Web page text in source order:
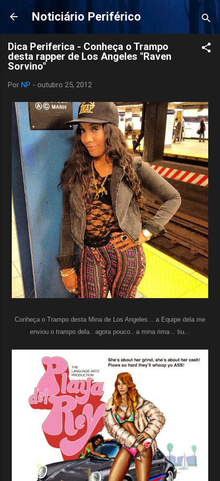
Pular para o conteúdo principal
Noticiário Periférico
Dica Periferica - Conheça o Trampo
desta rapper de Los Angeles "Raven
Sorvino"
Por NP - outubro 25, 2012
Conheça o Trampo desta Mina de Los Angeles .. a Equipe dela me
enviou o trampo dela.. agora pouco.. a mina rima .. tiu...